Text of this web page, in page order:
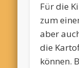
Für die
zum
aber
die
können.